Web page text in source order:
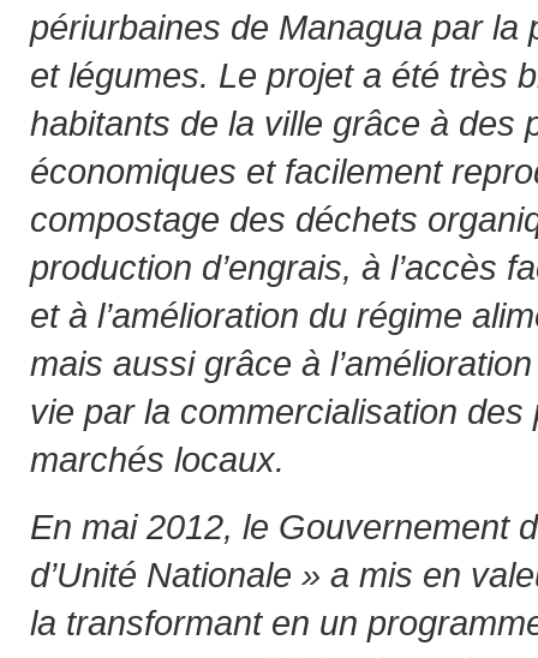
périurbaines de Managua par la
et légumes. Le projet a été très
habitants de la ville grâce à des
économiques et facilement
compostage des déchets
production d’engrais, à l’accès
et à l’amélioration du régime
mais aussi grâce à
vie par la commercialisation des
marchés locaux.
En mai 2012, le Gouvernement
d’Unité Nationale » a mis en
la transformant en un